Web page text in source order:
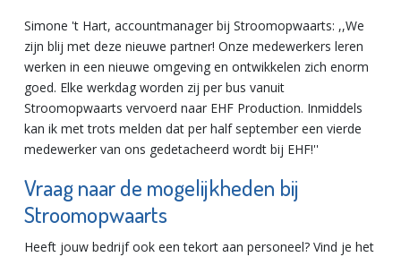
Simone 't Hart, accountmanager bij Stroomopwaarts: ,,We
zijn blij met deze nieuwe partner! Onze medewerkers leren
werken in een nieuwe omgeving en ontwikkelen zich enorm
goed. Elke werkdag worden zij per bus vanuit
Stroomopwaarts vervoerd naar EHF Production. Inmiddels
kan ik met trots melden dat per half september een vierde
medewerker van ons gedetacheerd wordt bij EHF!''
Vraag naar de mogelijkheden bij
Stroomopwaarts
Heeft jouw bedrijf ook een tekort aan personeel? Vind je het